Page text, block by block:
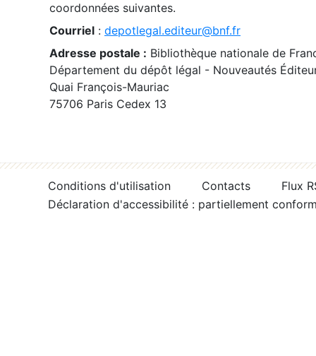
coordonnées suivantes.
Courriel : depotlegal.editeur@bnf.fr
Adresse postale : Bibliothèque nationale de
Département du dépôt légal - Nouveautés
Quai François-Mauriac
75706 Paris Cedex 13
Conditions d'utilisation Contacts
Flux
Déclaration d'accessibilité : partiellement